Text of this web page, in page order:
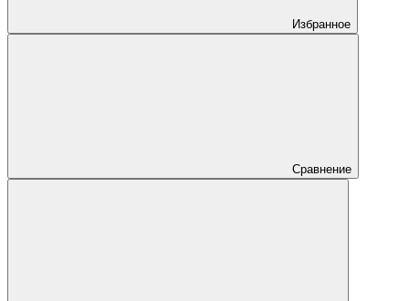
Избранное
Сравнение